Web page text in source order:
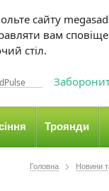
сайту
вам
стіл.
Контакти Відгуки
0 800 332-015,
Троянди
Головна Новини